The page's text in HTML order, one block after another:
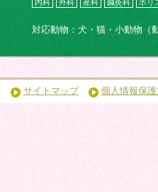
内科 外科 産科 鍼灸科 ホリ
対応動物：犬・猫・小動物（
サイトマップ 個人情報保